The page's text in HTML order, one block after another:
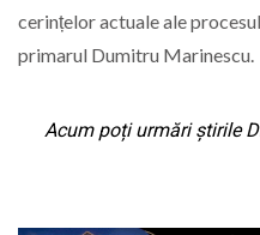
cerințelor actuale ale
primarul Dumitru Marinescu.
Acum poți urmări știrile